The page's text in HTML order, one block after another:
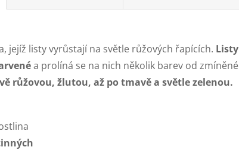
jejíž listy vyrůstají na světle růžových řapících. Listy
a prolíná se na nich několik barev od zmíněné
růžovou, žlutou, až po tmavě a světle zelenou.